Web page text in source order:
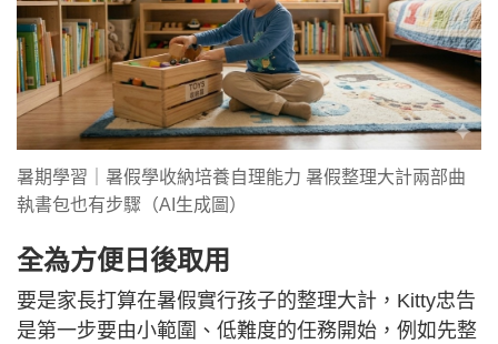
暑期學習｜暑假學收納培養自理能力 暑假整理大計兩部曲
執書包也有步驟（AI生成圖）
全為方便日後取用
要是家長打算在暑假實行孩子的整理大計，Kitty忠告
是第一步要由小範圍、低難度的任務開始，例如先整